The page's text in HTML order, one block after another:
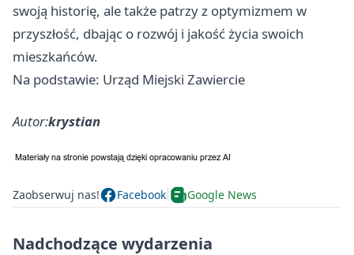
swoją historię, ale także patrzy z optymizmem w
przyszłość, dbając o rozwój i jakość życia swoich
mieszkańców.
Na podstawie: Urząd Miejski Zawiercie
Autor:krystian
Zaobserwuj nas! Facebook Google News
Nadchodzące wydarzenia